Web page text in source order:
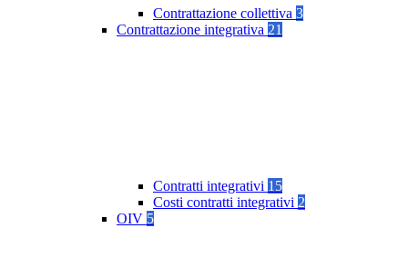
Contrattazione collettiva 3
Contrattazione integrativa 21
Contratti integrativi 15
Costi contratti integrativi 2
OIV 5